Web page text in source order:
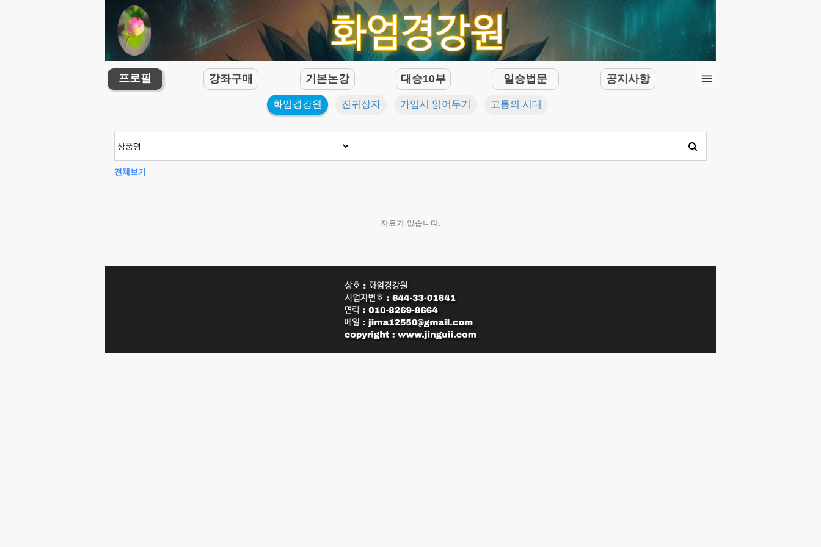
프로필 강좌구매 기본논강 대승10부 일승법문 공지사항
화엄경강원 진귀장자 가입시 읽어두기 고통의 시대
전체보기
자료가 없습니다.